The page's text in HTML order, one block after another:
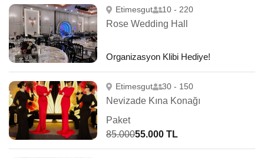
Etimesgut 10 - 220
Rose Wedding Hall
Organizasyon Klibi Hediye!
Etimesgut 30 - 150
Nevizade Kına Konağı
Paket
85.00055.000 TL